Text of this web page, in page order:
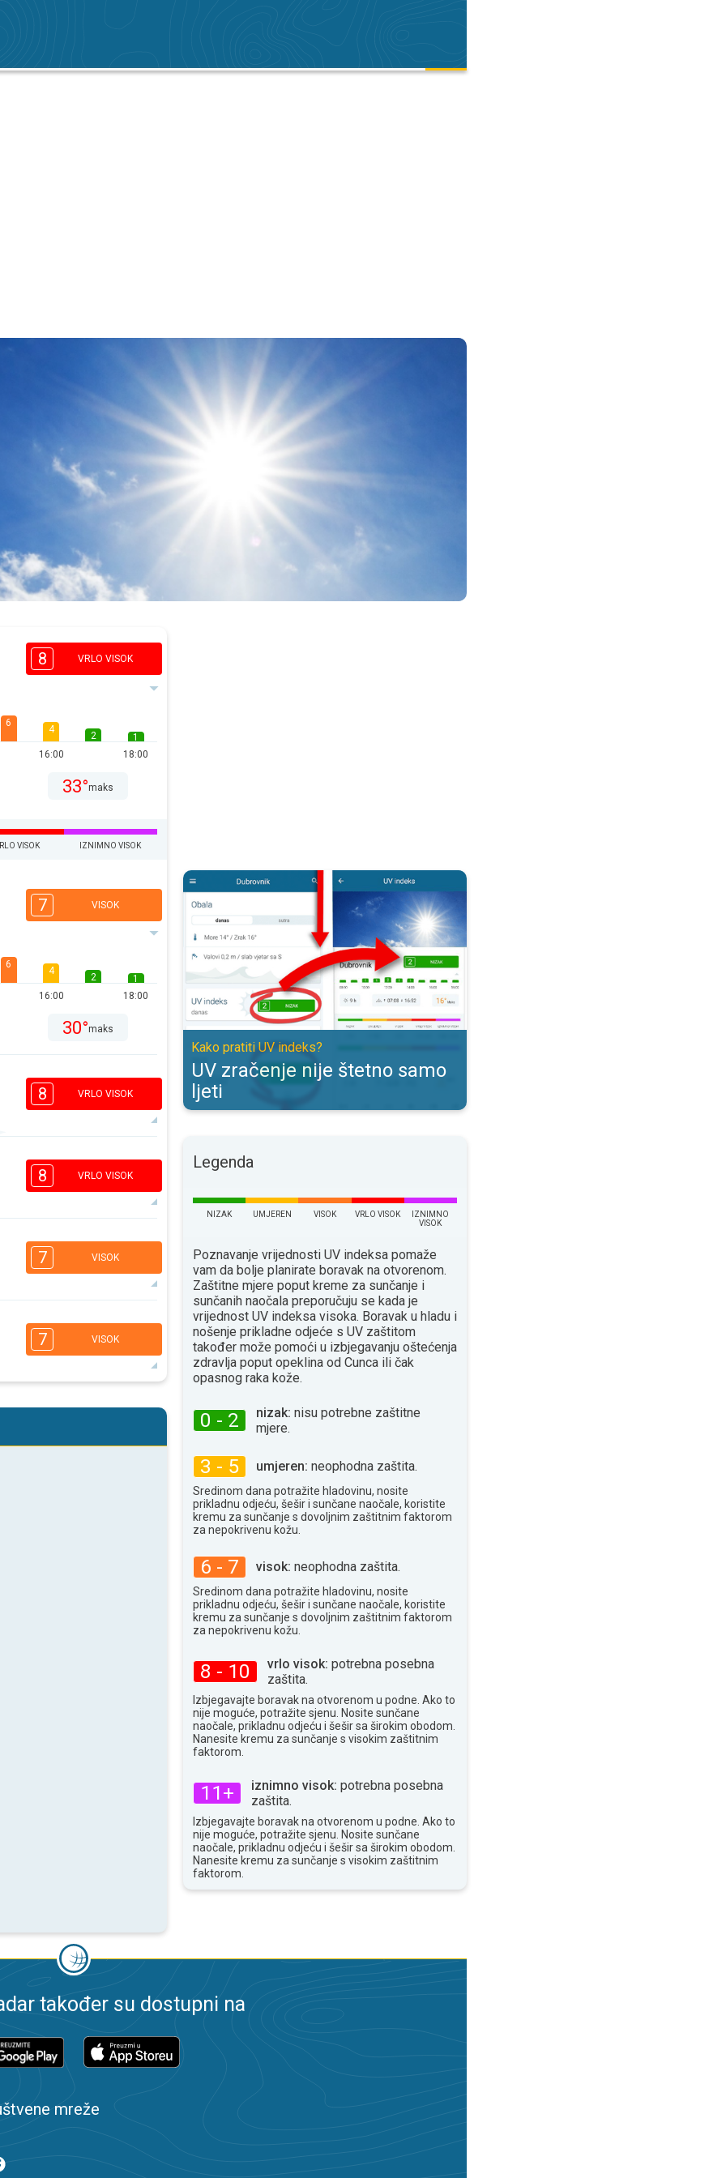
8 VRLO VISOK
6
4
16:00
2
1
18:00
33°maks
VISOK IZNIMNO VISOK
7 VISOK
6
4
16:00
2
1
18:00
30°maks
8 VRLO VISOK
4
16:00
2
30°maks
8 VRLO VISOK
4
16:00
2
33°maks
7 VISOK
4
16:00
33°maks
7 VISOK
4
UV zračenje nije štetno samo ljeti. Kako pratiti UV indeks?. . .
Kako pratiti UV indeks?
UV zračenje nije štetno samo
ljeti
Legenda
NIZAK UMJEREN VISOK VRLO VISOK
IZNIMNO
VISOK
Poznavanje vrijednosti UV indeksa pomaže
vam da bolje planirate boravak na otvorenom.
Zaštitne mjere poput kreme za sunčanje i
sunčanih naočala preporučuju se kada je
vrijednost UV indeksa visoka. Boravak u hladu i
nošenje prikladne odjeće s UV zaštitom
također može pomoći u izbjegavanju oštećenja
zdravlja poput opeklina od Сunca ili čak
opasnog raka kože.
0 - 2 nizak: nisu potrebne zaštitne
mjere.
3 - 5 umjeren: neophodna zaštita.
Sredinom dana potražite hladovinu, nosite
prikladnu odjeću, šešir i sunčane naočale, koristite
kremu za sunčanje s dovoljnim zaštitnim faktorom
za nepokrivenu kožu.
6 - 7 visok: neophodna zaštita.
Sredinom dana potražite hladovinu, nosite
prikladnu odjeću, šešir i sunčane naočale, koristite
kremu za sunčanje s dovoljnim zaštitnim faktorom
za nepokrivenu kožu.
8 - 10 vrlo visok: potrebna posebna
zaštita.
Izbjegavajte boravak na otvorenom u podne. Ako to
nije moguće, potražite sjenu. Nosite sunčane
naočale, prikladnu odjeću i šešir sa širokim obodom.
Nanesite kremu za sunčanje s visokim zaštitnim
faktorom.
11+ iznimno visok: potrebna posebna
zaštita.
Izbjegavajte boravak na otvorenom u podne. Ako to
nije moguće, potražite sjenu. Nosite sunčane
naočale, prikladnu odjeću i šešir sa širokim obodom.
Nanesite kremu za sunčanje s visokim zaštitnim
faktorom.
također su dostupni na
mreže